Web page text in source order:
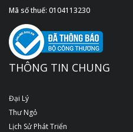
Mã số thuế: 0104113230
THÔNG TIN CHUNG
Đại Lý
Thư Ngỏ
Lịch Sử Phát Triển